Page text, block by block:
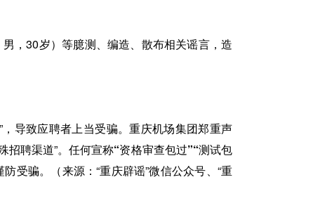
，30岁）等臆测、编造、散布相关谣言，造
导致应聘者上当受骗。重庆机场集团郑重声
招聘渠道”。任何宣称“资格审查包过”“测试包
受骗。（来源：“重庆辟谣”微信公众号、“重